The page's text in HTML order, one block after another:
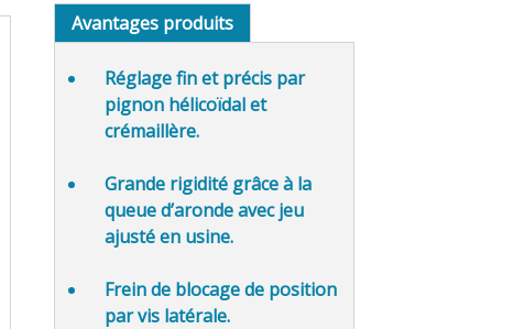
Avantages produits
Réglage fin et précis par
pignon hélicoïdal et
crémaillère.
Grande rigiditégrâce à la
queue d’aronde avec jeu
ajusté en usine.
Frein de blocage de position
par vis latérale.